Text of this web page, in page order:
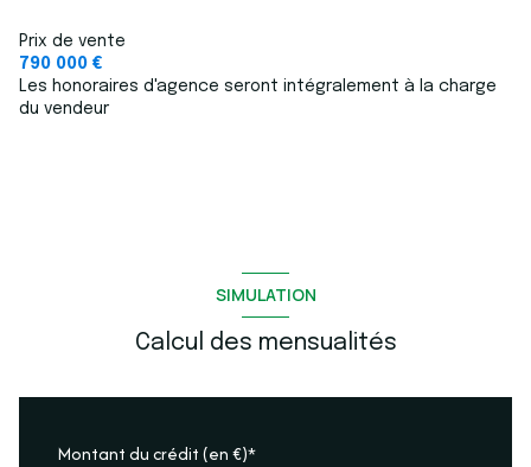
Prix de vente
790 000 €
Les honoraires d'agence seront intégralement à la charge
du vendeur
SIMULATION
Calcul des mensualités
Montant du crédit (en €)*